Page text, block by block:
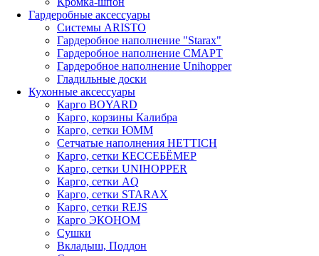
Гардеробные аксессуары
Системы ARISTO
Гардеробное наполнение "Starax"
Гардеробное наполнение СМАРТ
Гардеробное наполнение Unihopper
Гладильные доски
Кухонные аксессуары
Карго BOYARD
Карго, корзины Калибра
Карго, сетки ЮММ
Сетчатые наполнения HETTICH
Карго, сетки КЕССЕБЁМЕР
Карго, сетки UNIHOPPER
Карго, сетки AQ
Карго, сетки STARAX
Карго, сетки REJS
Карго ЭКОНОМ
Сушки
Вкладыш, Поддон